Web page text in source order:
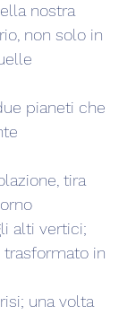
nostra
non solo in
pianeti che
tira
alti vertici;
in
una volta